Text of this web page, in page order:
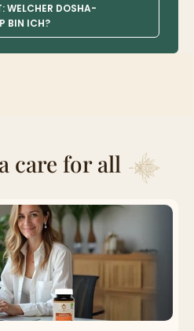
WELCHER DOSHA-
BIN ICH?
care for all